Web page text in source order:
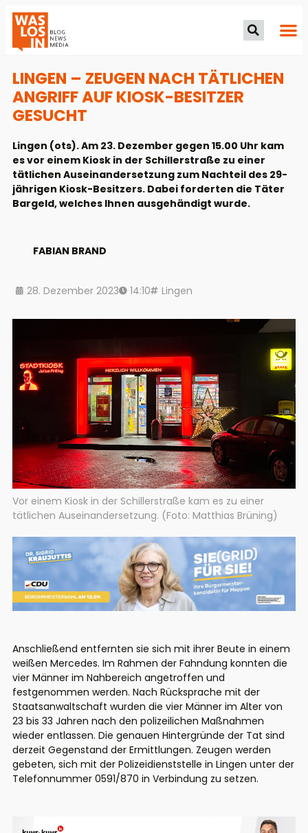
LINGEN – ZEUGEN NACH TÄTLICHEN
ANGRIFF AUF KIOSK-BESITZER
GESUCHT
Lingen (ots). Am 23. Dezember gegen 15.00 Uhr kam
es vor einem Kiosk in der Schillerstraße zu einer
tätlichen Auseinandersetzung zum Nachteil des 29-
jährigen Kiosk-Besitzers. Dabei forderten die Täter
Bargeld, welches Ihnen ausgehändigt wurde.
FABIAN BRAND
28. Dezember 2023 14:10 Lingen
Vor einem Kiosk in der Schillerstraße kam es zu einer
tätlichen Auseinandersetzung. (Foto: Matthias Brüning)
Anschließend entfernten sie sich mit ihrer Beute in einem
weißen Mercedes. Im Rahmen der Fahndung konnten die
vier Männer im Nahbereich angetroffen und
festgenommen werden. Nach Rücksprache mit der
Staatsanwaltschaft wurden die vier Männer im Alter von
23 bis 33 Jahren nach den polizeilichen Maßnahmen
wieder entlassen. Die genauen Hintergründe der Tat sind
derzeit Gegenstand der Ermittlungen. Zeugen werden
gebeten, sich mit der Polizeidienststelle in Lingen unter der
Telefonnummer 0591/870 in Verbindung zu setzen.